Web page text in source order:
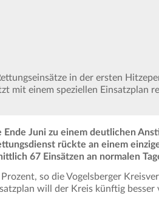
in der ersten
mit einem speziellen Einsatzplan
Juni zu einem deutlichen
rückte an einem
67 Einsätzen an normalen
so die Vogelsberger
will der Kreis künftig